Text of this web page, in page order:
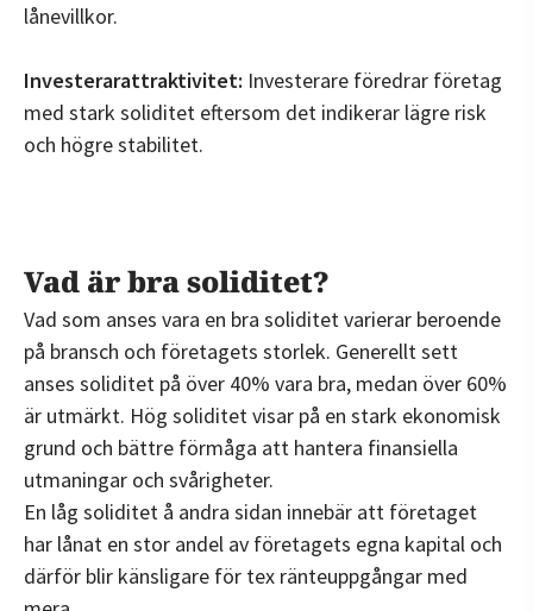
lånevillkor.
Investerarattraktivitet: Investerare föredrar företag
med stark soliditet eftersom det indikerar lägre risk
och högre stabilitet.
Vad är bra soliditet?
Vad som anses vara en bra soliditet varierar beroende
på bransch och företagets storlek. Generellt sett
anses soliditet på över 40% vara bra, medan över 60%
är utmärkt. Hög soliditet visar på en stark ekonomisk
grund och bättre förmåga att hantera finansiella
utmaningar och svårigheter.
En låg soliditet å andra sidan innebär att företaget
har lånat en stor andel av företagets egna kapital och
därför blir känsligare för tex ränteuppgångar med